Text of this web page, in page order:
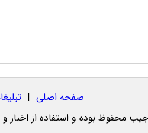
صفحه اصلی |
جیب محفوظ بوده و استفاده از